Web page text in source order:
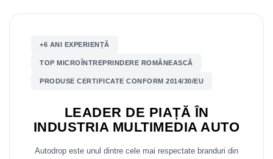
+6 ANI EXPERIENȚĂ
TOP MICROÎNTREPRINDERE ROMÂNEASCĂ
PRODUSE CERTIFICATE CONFORM 2014/30/EU
LEADER DE PIAȚĂ ÎN
INDUSTRIA MULTIMEDIA AUTO
Autodrop este unul dintre cele mai respectate branduri din